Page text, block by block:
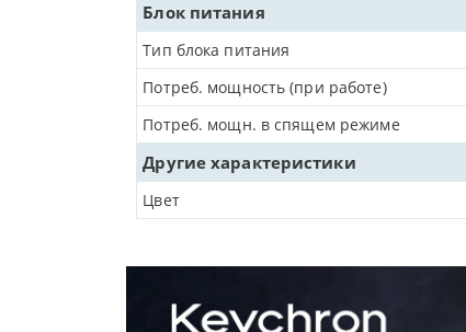
Блок питания
Тип блока питания
Потреб. мощность (при работе)
Потреб. мощн. в спящем режиме
Другие характеристики
Цвет